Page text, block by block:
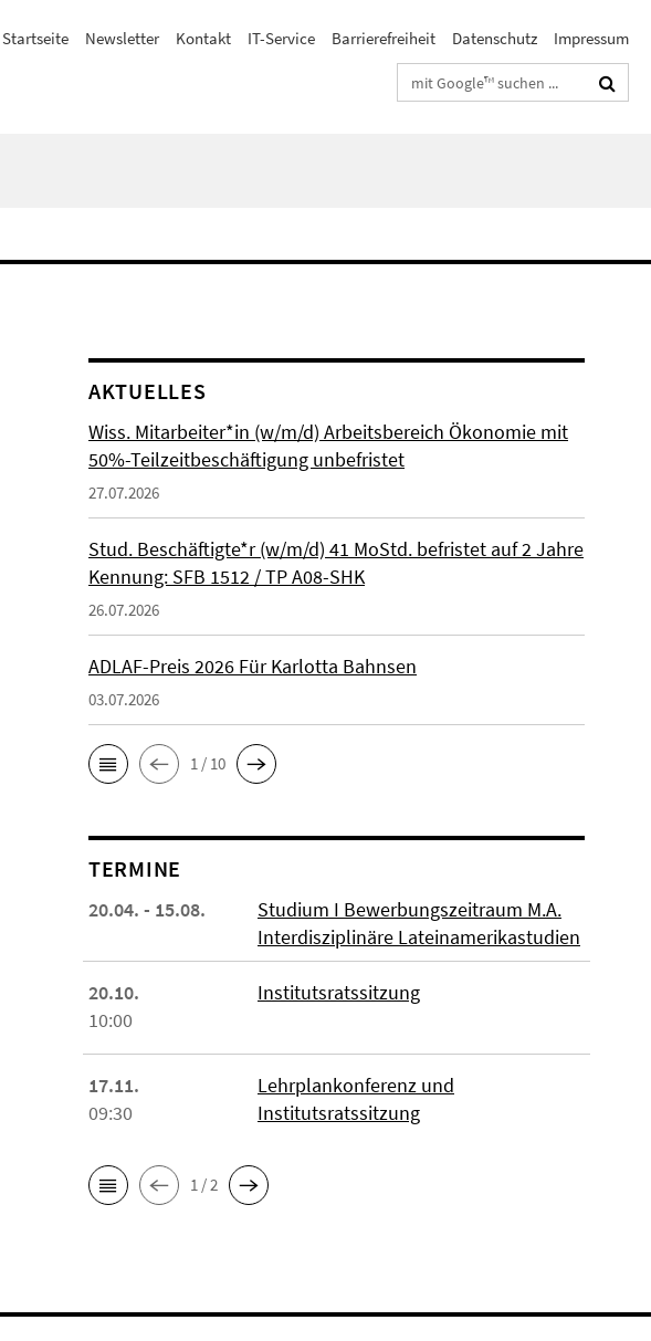
Startseite Newsletter Kontakt IT-Service Barrierefreiheit Datenschutz
Impressum
Suchbegriffe
AKTUELLES
Wiss. Mitarbeiter*in (w/m/d) Arbeitsbereich Ökonomie mit
50%-Teilzeitbeschäftigung unbefristet
27.07.2026
Stud. Beschäftigte*r (w/m/d) 41 MoStd. befristet auf 2 Jahre
Kennung: SFB 1512 / TP A08-SHK
26.07.2026
ADLAF-Preis 2026 Für Karlotta Bahnsen
03.07.2026
1 / 10
TERMINE
20.04. - 15.08.
Studium I Bewerbungszeitraum M.A.
Interdisziplinäre Lateinamerikastudien
20.10.
10:00
Institutsratssitzung
17.11.
09:30
Lehrplankonferenz und
Institutsratssitzung
1 / 2